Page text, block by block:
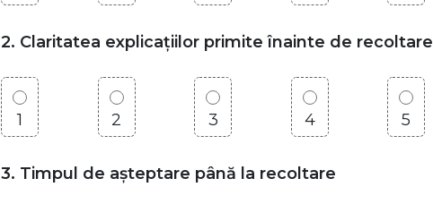
2. Claritatea explicațiilor primite înainte de recoltare
1 2 3 4 5
3. Timpul de așteptare până la recoltare